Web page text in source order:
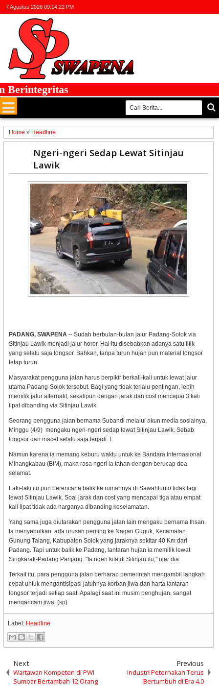
7 Agustus 2026 09:14:23 PM
Home » Headline
Ngeri-ngeri Sedap Lewat Sitinjau
Lawik
PADANG, SWAPENA-- Sudah berbulan-bulan jalur Padang-Solok via
Sitinjau Lawik menjadi jalur horor. Hal itu disebabkan adanya satu titik
yang selalu saja longsor. Bahkan, tanpa turun hujan pun material longsor
tetap turun.
Masyarakat pengguna jalan harus berpikir berkali-kali untuk lewat jalur
utama Padang-Solok tersebut. Bagi yang tidak terlalu pentingan, lebih
memilik jalur alternatif, sekalipun dengan jarak dan cost mencapai 3 kali
lipat dibanding via Sitinjau Lawik.
Seorang pengguna jalan bernama Subandi melalui akun media sosialnya,
Minggu (4/9) mengaku ngeri-ngeri sedap lewat Sitinjau Lawik. Sebab
longsor dan macet selalu saja terjadi. L
Namun karena ia memang keburu waktu untuk ke Bandara Internasional
Minangkabau (BIM), maka rasa ngeri ia tahan dengan berucap doa
selamat.
Laki-laki itu pun berencana balik ke rumahnya di Sawahlunto tidak lagi
lewat Sitinjau Lawik. Soal jarak dan cost yang mencapai tiga atau empat
kali lipat tidak ada harganya dibanding keselamatan.
Yang sama juga diutarakan pengguna jalan lain mengaku bernama Ihsan.
Ia menyebutkan ada urusan penting ke Nagari Guguk, Kecamatan
Gunung Talang, Kabupaten Solok yang jaraknya sekitar 40 Km dari
Padang. Tapi untuk balik ke Padang, lantaran hujan ia memilik lewat
Singkarak-Padang Panjang. "Ia ngeri kita di Sitinjau itu," ujar dia.
Terkait itu, para pengguna jalan berharap pemerintah mengambil langkah
cepat untuk mengantisipasi jatuhnya korban jiwa dan harta lantaran
longsor terjadi setiap saat. Apalagi saat ini musim penghujan, sangat
mengancam jiwa. (sp)
Label: Headline
Next
Wartawan Kompeten di PWI
Sumbar Bertambah 12 Orang
Previous
Industri Peternakan Terus
Bertumbuh di Era 4.0